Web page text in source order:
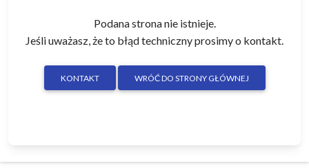
Podana strona nie istnieje.
Jeśli uważasz, że to błąd techniczny prosimy o kontakt.
KONTAKT WRÓĆ DO STRONY GŁÓWNEJ